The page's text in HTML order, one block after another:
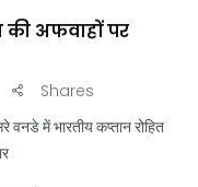
अफवाहों पर
Shares
में भारतीय कप्तान रोहित